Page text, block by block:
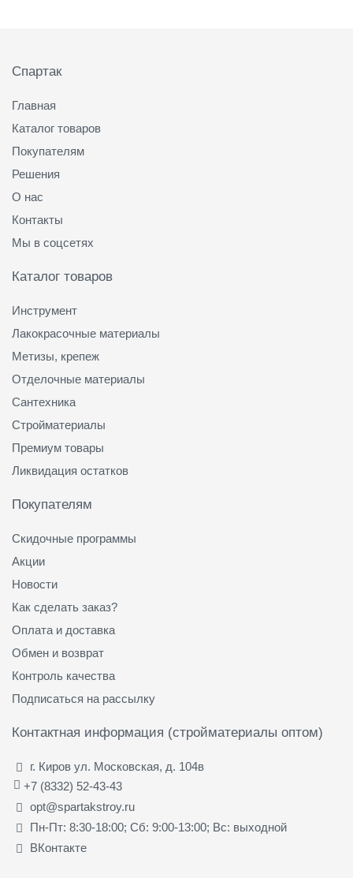
Спартак
Главная
Каталог товаров
Покупателям
Решения
О нас
Контакты
Мы в соцсетях
Каталог товаров
Инструмент
Лакокрасочные материалы
Метизы, крепеж
Отделочные материалы
Сантехника
Стройматериалы
Премиум товары
Ликвидация остатков
Покупателям
Скидочные программы
Акции
Новости
Как сделать заказ?
Оплата и доставка
Обмен и возврат
Контроль качества
Подписаться на рассылку
Контактная информация (стройматериалы оптом)
г. Киров ул. Московская, д. 104в
+7 (8332) 52-43-43
opt@spartakstroy.ru
Пн-Пт: 8:30-18:00; Сб: 9:00-13:00; Вс: выходной
ВКонтакте